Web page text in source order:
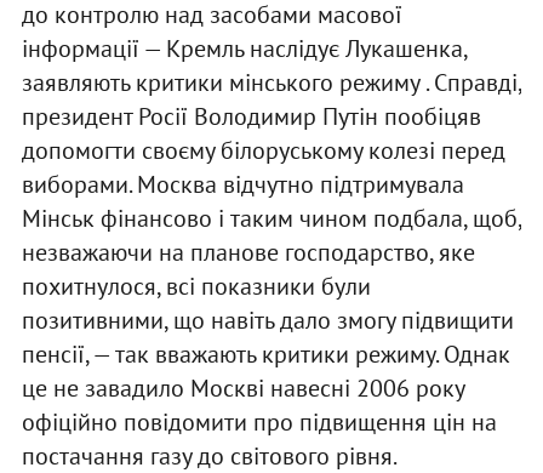
до контролю над засобами масової
інформації — Кремль наслідує Лукашенка,
заявляють критики мінського режиму . Справді,
президент Росії Володимир Путін пообіцяв
допомогти своєму білоруському колезі перед
виборами. Москва відчутно підтримувала
Мінськ фінансово і таким чином подбала, щоб,
незважаючи на планове господарство, яке
похитнулося, всі показники були
позитивними, що навіть дало змогу підвищити
пенсії, — так вважають критики режиму. Однак
це не завадило Москві навесні 2006 року
офіційно повідомити про підвищення цін на
постачання газу до світового рівня.